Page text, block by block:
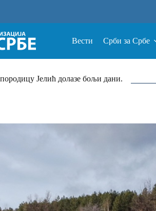
Вести Срби за Србе
Јелић долазе бољи дани.